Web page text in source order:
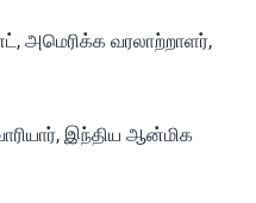
அமெரிக்க வரலாற்றாளர்,
இந்திய ஆன்மிக